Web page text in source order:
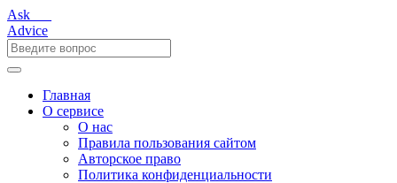
Ask___
Advice
Главная
О сервисе
О нас
Правила пользования сайтом
Авторское право
Политика конфиденциальности